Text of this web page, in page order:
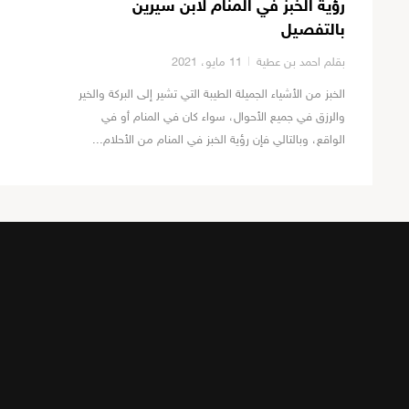
رؤية الخبز في المنام لابن سيرين
بالتفصيل
بقلم احمد بن عطية 11 مايو، 2021
الخبز من الأشياء الجميلة الطيبة التي تشير إلى البركة والخير
والرزق في جميع الأحوال، سواء كان في المنام أو في
الواقع، وبالتالي فإن رؤية الخبز في المنام من الأحلام...